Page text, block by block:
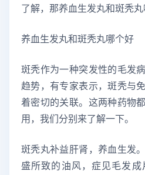
了解，那养血生发丸和斑秃丸
养血生发丸和斑秃丸哪个好
斑秃作为一种突发性的毛发
趋势，有专家表示，斑秃与
着密切的关联。这两种药物
用，我们分别来了解一下。
斑秃丸补益肝肾，养血生发
盛所致的油风，症见毛发